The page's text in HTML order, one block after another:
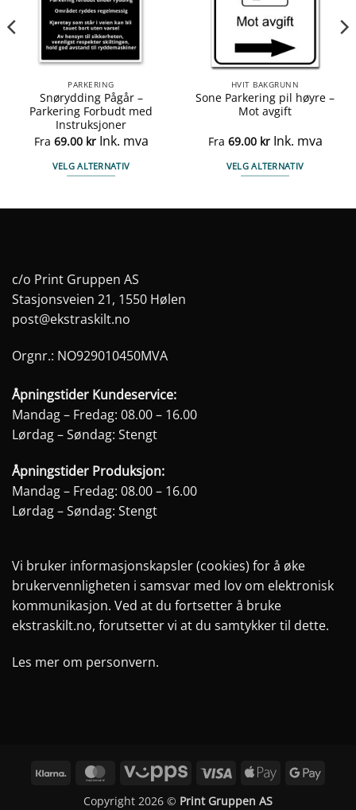
PARKERING
Snørydding Pågår –
Parkering Forbudt med
Instruksjoner
Fra 69.00 kr Ink. mva
VELG ALTERNATIV
kan
velges
på
HVIT BAKGRUNN
Sone Parkering pil høyre –
Mot avgift
Fra 69.00 kr Ink. mva
VELG ALTERNATIV
c/o Print Gruppen AS
Stasjonsveien 21, 1550 Hølen
post@ekstraskilt.no
Orgnr.: NO929010450MVA
Åpningstider Kundeservice:
Mandag – Fredag: 08.00 – 16.00
Lørdag – Søndag: Stengt
Åpningstider Produksjon:
Mandag – Fredag: 08.00 – 16.00
Lørdag – Søndag: Stengt
Vi bruker informasjonskapsler (cookies) for å øke
brukervennligheten i samsvar med lov om elektronisk
kommunikasjon. Ved at du fortsetter å bruke
ekstraskilt.no, forutsetter vi at du samtykker til dette.
Les mer om personvern.
Klarna MasterCard Vipps Visa
Apple
Google
Copyright 2026 © Print Gruppen AS